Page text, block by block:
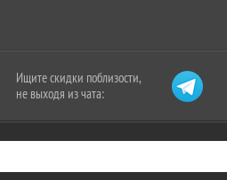
Ищите скидки поблизости,
не выходя из чата: